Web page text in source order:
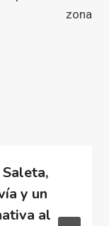
zona
y un
al